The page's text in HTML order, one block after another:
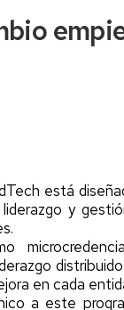
está
y
en cada
a este